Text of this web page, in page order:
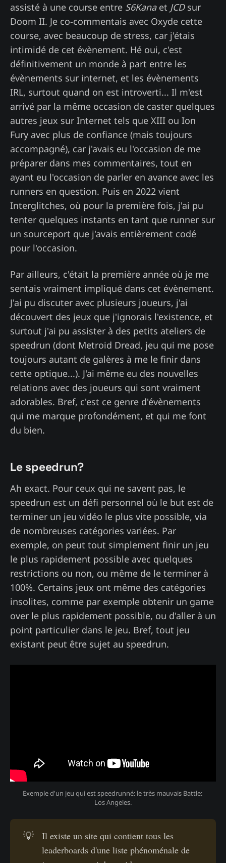
assisté à une course entre S6Kanaet JCDsur
Doom II. Je co-commentais avec Oxyde cette
course, avec beaucoup de stress, car j'étais
intimidé de cet évènement. Hé oui, c'est
définitivement un monde à part entre les
évènements sur internet, et les évènements
IRL, surtout quand on est introverti... Il m'est
arrivé par la même occasion de caster quelques
autres jeux sur Internet tels que XIII ou Ion
Fury avec plus de confiance (mais toujours
accompagné), car j'avais eu l'occasion de me
préparer dans mes commentaires, tout en
ayant eu l'occasion de parler en avance avec les
runners en question. Puis en 2022 vient
Interglitches, où pour la première fois, j'ai pu
tenter quelques instants en tant que runner sur
un sourceport que j'avais entièrement codé
pour l'occasion.
Par ailleurs, c'était la première année où je me
sentais vraiment impliqué dans cet évènement.
J'ai pu discuter avec plusieurs joueurs, j'ai
découvert des jeux que j'ignorais l'existence, et
surtout j'ai pu assister à des petits ateliers de
speedrun (dont Metroid Dread, jeu qui me pose
toujours autant de galères à me le finir dans
cette optique...). J'ai même eu des nouvelles
relations avec des joueurs qui sont vraiment
adorables. Bref, c'est ce genre d'évènements
qui me marque profondément, et qui me font
du bien.
Le speedrun?
Ah exact. Pour ceux qui ne savent pas, le
speedrun est un défi personnel où le but est de
terminer un jeu vidéo le plus vite possible, via
de nombreuses catégories variées. Par
exemple, on peut tout simplement finir un jeu
le plus rapidement possible avec quelques
restrictions ou non, ou même de le terminer à
100%. Certains jeux ont même des catégories
insolites, comme par exemple obtenir un game
over le plus rapidement possible, ou d'aller à un
point particulier dans le jeu. Bref, tout jeu
existant peut être sujet au speedrun.
Exemple d'un jeu qui est speedrunné: le très mauvais Battle:
Los Angeles.
💡
Il existe un site qui contient tous les
leaderboards d'une liste phénoménale de